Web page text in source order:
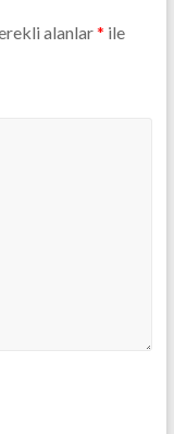
alanlar* ile